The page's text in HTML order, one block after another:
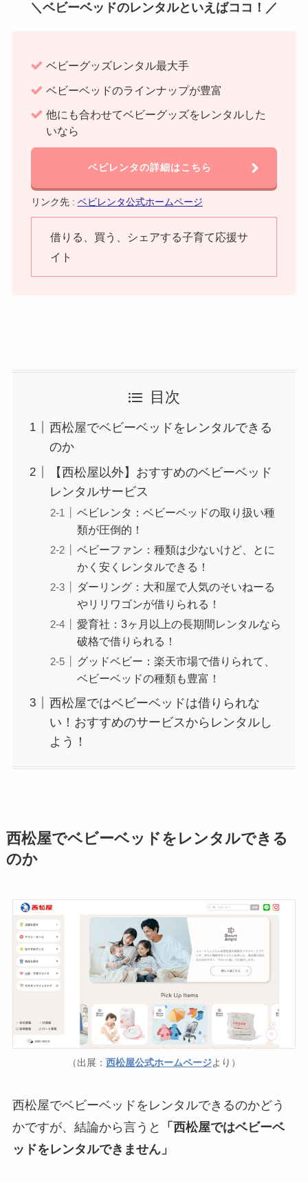
＼ベビーベッドのレンタルといえばココ！／
ベビーグッズレンタル最大手
ベビーベッドのラインナップが豊富
他にも合わせてベビーグッズをレンタルした
いなら
ベビレンタの詳細はこちら
リンク先 : ベビレンタ公式ホームページ
借りる、買う、シェアする子育て応援サ
イト
目次
西松屋でベビーベッドをレンタルできる
のか
【西松屋以外】おすすめのベビーベッド
レンタルサービス
ベビレンタ：ベビーベッドの取り扱い種
類が圧倒的！
ベビーファン：種類は少ないけど、とに
かく安くレンタルできる！
ダーリング：大和屋で人気のそいねーる
やリリワゴンが借りられる！
愛育社：3ヶ月以上の長期間レンタルなら
破格で借りられる！
グッドベビー：楽天市場で借りられて、
ベビーベッドの種類も豊富！
西松屋ではベビーベッドは借りられな
い！おすすめのサービスからレンタルし
よう！
西松屋でベビーベッドをレンタルできる
のか
（出展： 西松屋公式ホームページより）
西松屋でベビーベッドをレンタルできるのかどう
かですが、結論から言うと
「西松屋ではベビーベ
ッドをレンタルできません」